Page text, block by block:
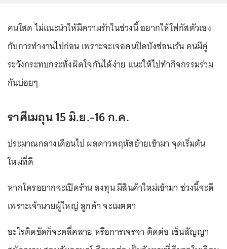
คนโสด ไม่แนะนำให้มีความรักในช่วงนี้ อยากให้โฟกัสตัวเอง
กับการทำงานไปก่อน เพราะจะเจอคนปิดบังซ่อนเร้น คนมีคู่
ระวังกระทบกระทั่งผิดใจกันได้ง่าย แนะให้ไปทำกิจกรรมร่วม
กันบ่อยๆ
ราศีเมถุน 15 มิ.ย.-16 ก.ค.
ประมาณกลางเดือนไป ผลดาวพฤหัสย้ายเข้ามา จุดเริ่มต้น
ใหม่ที่ดี
หากใครอยากจะเปิดร้าน ลงทุน มีสินค้าใหม่เข้ามา ช่วงนี้จะดี
เพราะเจ้านายผู้ใหญ่ ลูกค้า จะเมตตา
อะไรติดขัดก็จะคลี่คลาย หรือการเจรจา ติดต่อ เซ็นสัญญา